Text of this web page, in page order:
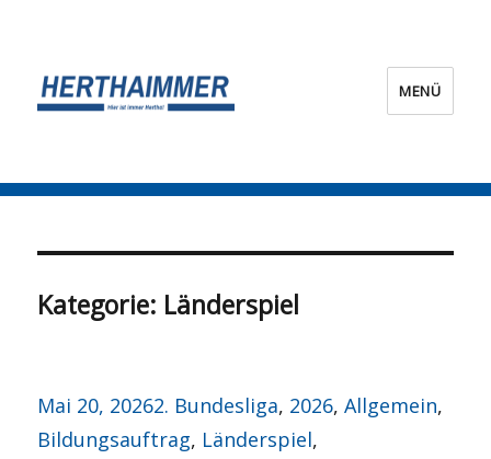
MENÜ
Kategorie: Länderspiel
Veröffentlicht
am
Mai 20, 2026Kategorien
2. Bundesliga, 2026,Allgemein,
Bildungsauftrag, Länderspiel,